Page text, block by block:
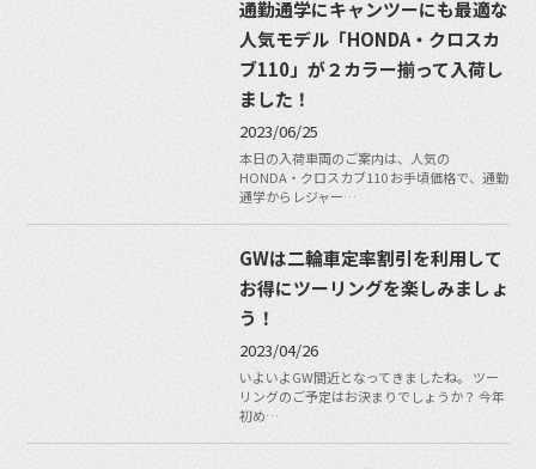
通勤通学にキャンツーにも最適な
人気モデル「HONDA・クロスカ
ブ110」が２カラー揃って入荷し
ました！
2023/06/25
本日の入荷車両のご案内は、人気の
HONDA・クロスカブ110 お手頃価格で、通勤
通学からレジャー…
GWは二輪車定率割引を利用して
お得にツーリングを楽しみましょ
う！
2023/04/26
いよいよGW間近となってきましたね。 ツー
リングのご予定はお決まりでしょうか？ 今年
初め…